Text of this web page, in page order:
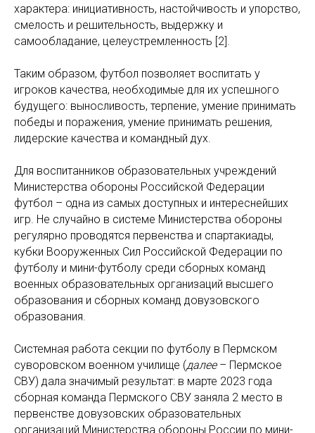
характера: инициативность, настойчивость и упорство,
смелость и решительность, выдержку и
самообладание, целеустремленность [2].
Таким образом, футбол позволяет воспитать у
игроков качества, необходимые для их успешного
будущего: выносливость, терпение, умение принимать
победы и поражения, умение принимать решения,
лидерские качества и командный дух.
Для воспитанников образовательных учреждений
Министерства обороны Российской Федерации
футбол – одна из самых доступных и интереснейших
игр. Не случайно в системе Министерства обороны
регулярно проводятся первенства и спартакиады,
кубки Вооруженных Сил Российской Федерации по
футболу и мини-футболу среди сборных команд
военных образовательных организаций высшего
образования и сборных команд довузовского
образования.
Системная работа секции по футболу в Пермском
суворовском военном училище (далее– Пермское
СВУ) дала значимый результат: в марте 2023 года
сборная команда Пермского СВУ заняла 2 место в
первенстве довузовских образовательных
организаций Министерства обороны России по мини-